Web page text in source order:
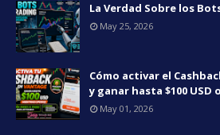
La Verdad Sobre los
May 25, 2026
Cómo activar el
y ganar hasta $100 USD
May 01, 2026